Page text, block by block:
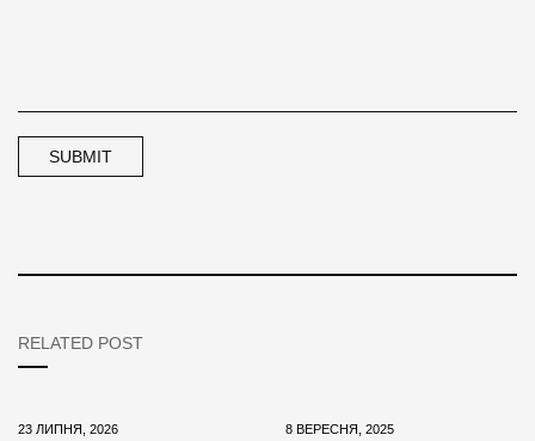
RELATED POST
23 ЛИПНЯ, 2026 8 ВЕРЕСНЯ, 2025